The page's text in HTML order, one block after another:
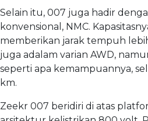
Selain itu, 007 juga hadir
konvensional, NMC.
memberikan jarak tempuh
juga adalam varian AWD,
seperti apa kemampuannya,
km.
Zeekr 007 beridiri di atas